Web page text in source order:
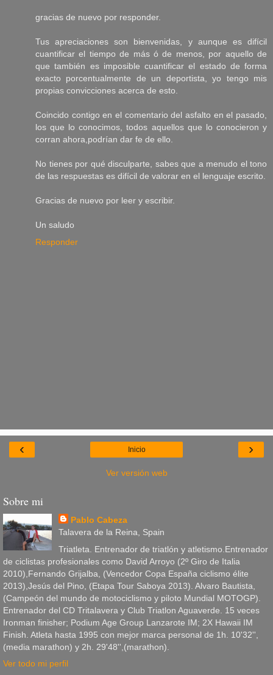
gracias de nuevo por responder.
Tus apreciaciones son bienvenidas, y aunque es difícil
cuantificar el tiempo de más ó de menos, por aquello de
que también es imposible cuantificar el estado de forma
exacto porcentualmente de un deportista, yo tengo mis
propias convicciones acerca de esto.
Coincido contigo en el comentario del asfalto en el pasado,
los que lo conocimos, todos aquellos que lo conocieron y
corran ahora,podrían dar fe de ello.
No tienes por qué disculparte, sabes que a menudo el tono
de las respuestas es difícil de valorar en el lenguaje escrito.
Gracias de nuevo por leer y escribir.
Un saludo
Responder
‹ ›
Inicio
Ver versión web
Sobre mi
Pablo Cabeza
Talavera de la Reina, Spain
Triatleta. Entrenador de triatlón y atletismo.Entrenador
de ciclistas profesionales como David Arroyo (2º Giro de Italia
2010),Fernando Grijalba, (Vencedor Copa España ciclismo élite
2013),Jesús del Pino, (Etapa Tour Saboya 2013). Alvaro Bautista,
(Campeón del mundo de motociclismo y piloto Mundial MOTOGP).
Entrenador del CD Tritalavera y Club Triatlon Aguaverde. 15 veces
Ironman finisher; Podium Age Group Lanzarote IM; 2X Hawaii IM
Finish. Atleta hasta 1995 con mejor marca personal de 1h. 10'32'',
(media marathon) y 2h. 29'48'',(marathon).
Ver todo mi perfil